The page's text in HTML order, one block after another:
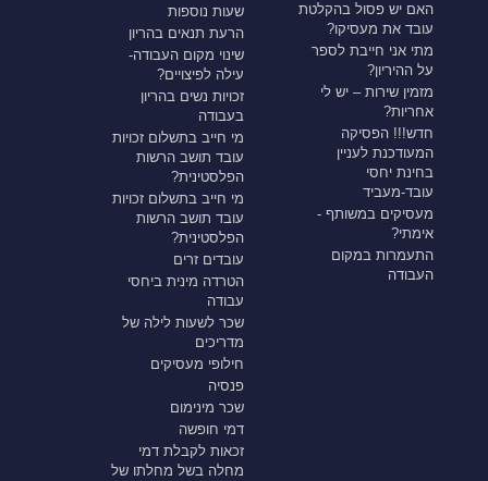
האם יש פסול בהקלטת
עובד את מעסיקו?
מתי אני חייבת לספר
על ההיריון?
מזמין שירות – יש לי
אחריות?
חדש!!! הפסיקה
המעודכנת לעניין
בחינת יחסי
עובד-מעביד
מעסיקים במשותף -
אימתי?
התעמרות במקום
העבודה
שעות נוספות
הרעת תנאים בהריון
שינוי מקום העבודה-
עילה לפיצויים?
זכויות נשים בהריון
בעבודה
מי חייב בתשלום זכויות
עובד תושב הרשות
הפלסטינית?
מי חייב בתשלום זכויות
עובד תושב הרשות
הפלסטינית?
עובדים זרים
הטרדה מינית ביחסי
עבודה
שכר לשעות לילה של
מדריכים
חילופי מעסיקים
פנסיה
שכר מינימום
דמי חופשה
זכאות לקבלת דמי
מחלה בשל מחלתו של